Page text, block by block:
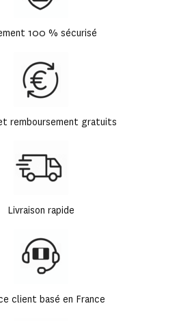
100 % sécurisé
remboursement gratuits
Livraison rapide
client basé en France